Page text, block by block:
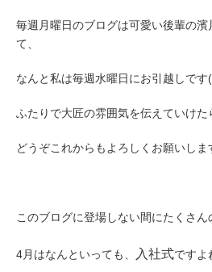
毎週月曜日のブログは可愛い後輩の
て、
なんと私は毎週水曜日にお引越しで
ふたりで大匠の雰囲気を伝えていけた
どうぞこれからもよろしくお願いしま
このブログに登場しない間にたくさん
4月はなんといっても、 入社式ですよ